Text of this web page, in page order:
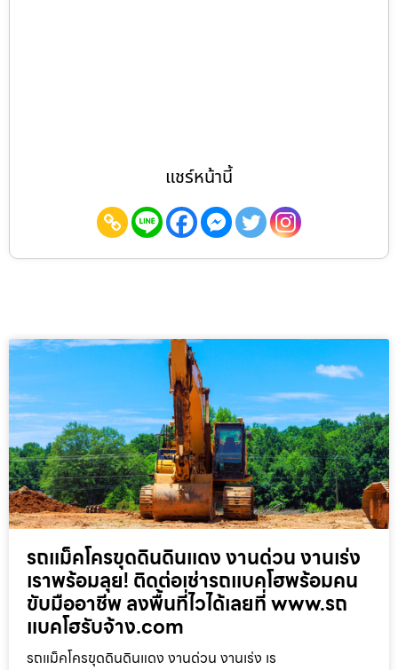
แชร์หน้านี้
รถแม็คโครขุดดินดินแดง งานด่วน งานเร่ง
เราพร้อมลุย! ติดต่อเช่ารถแบคโฮพร้อมคน
ขับมืออาชีพ ลงพื้นที่ไวได้เลยที่ www.รถ
แบคโฮรับจ้าง.com
รถแม็คโครขุดดินดินแดง งานด่วน งานเร่ง เร